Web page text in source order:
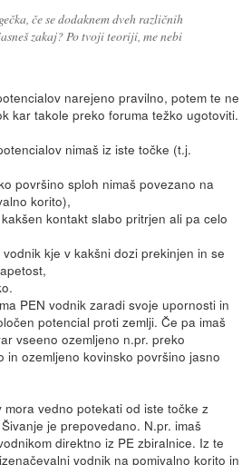
če se dodaknem dveh različnih
zakaj? Po tvoji teoriji, me nebi
narejeno pravilno, potem te ne
kar takole preko foruma težko ugotoviti.
nimaš iz iste točke (t.j.
površino sploh nimaš povezano na
korito),
kontakt slabo pritrjen ali pa celo
kje v kakšni dozi prekinjen in se
PEN vodnik zaradi svoje upornosti in
potencial proti zemlji. Če pa imaš
vseeno ozemljeno n.pr. preko
in ozemljeno kovinsko površino jasno
vedno potekati od iste točke z
je prepovedano. N.pr. imaš
direktno iz PE zbiralnice. Iz te
vodnik na pomivalno korito in